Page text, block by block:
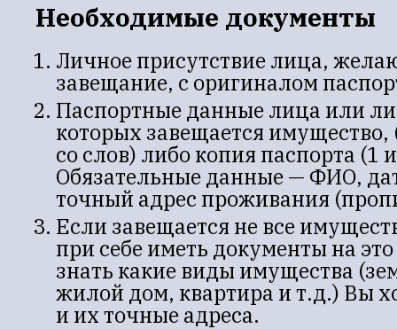
Необходимые документы
Личное присутствие лица,
завещание, с оригиналом
Паспортные данные лица или
которых завещается имущество,
со слов) либо копия паспорта (1
Обязательные данные — ФИО,
точный адрес проживания
Если завещается не все
при себе иметь документы на
знать какие виды имущества
жилой дом, квартира и т.д.) Вы
и их точные адреса.